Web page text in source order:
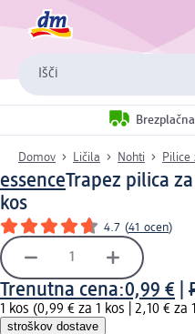
Išči
Domov Ličila Nohti Pilice
essenceTrapez pilica
kos
4.7 (41 ocen)
Trenutna cena:0,99 €
1 kos (0,99 € za 1 kos | 2,10 € za
stroškov dostave